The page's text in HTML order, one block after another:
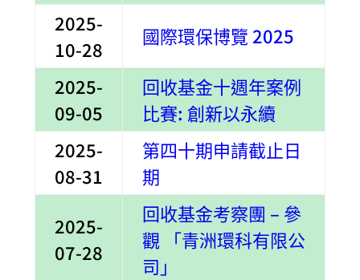
2025-
10-28
國際環保博覽 2025
2025-
09-05
回收基金十週年案例
比賽: 創新以永續
2025-
08-31
第四十期申請截止日
期
2025-
07-28
回收基金考察團 – 參
觀 「青洲環科有限公
司」